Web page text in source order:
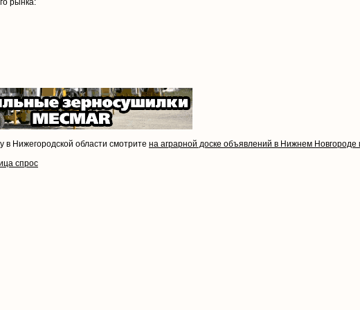
рынка:
в Нижегородской области смотрите на аграрной доске объявлений в Нижнем Новгороде
спрос